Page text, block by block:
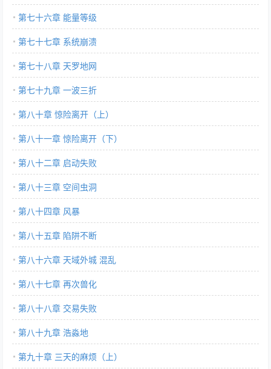
第七十六章 能量等级
第七十七章 系统崩溃
第七十八章 天罗地网
第七十九章 一波三折
第八十章 惊险离开（上）
第八十一章 惊险离开（下）
第八十二章 启动失败
第八十三章 空间虫洞
第八十四章 风暴
第八十五章 陷阱不断
第八十六章 天域外城 混乱
第八十七章 再次兽化
第八十八章 交易失败
第八十九章 浩淼地
第九十章 三天的麻烦（上）